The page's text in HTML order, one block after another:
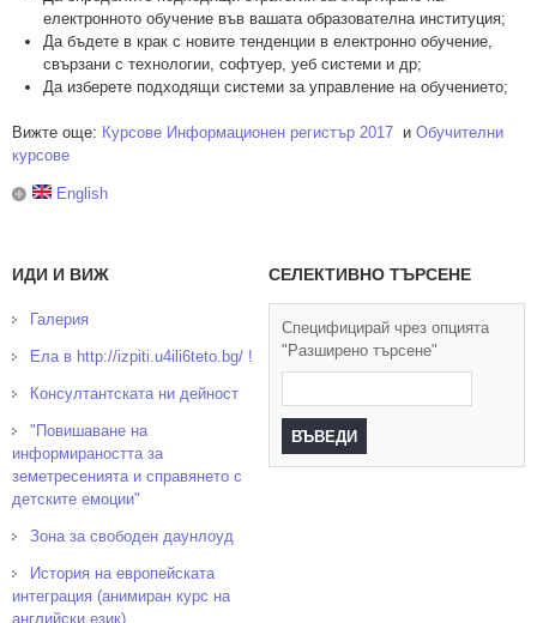
електронното обучение във вашата образователна институция;
Да бъдете в крак с новите тенденции в електронно обучение,
свързани с технологии, софтуер, уеб системи и др;
Да изберете подходящи системи за управление на обучението;
Вижте още: Курсове Информационен регистър 2017 и Обучителни
курсове
English
ИДИ И ВИЖ
Галерия
Ела в http://izpiti.u4ili6teto.bg/ !
Консултантската ни дейност
"Повишаване на
информираността за
земетресенията и справянето с
детските емоции"
Зона за свободен даунлоуд
История на европейската
интеграция (анимиран курс на
английски език)
СЕЛЕКТИВНО ТЪРСЕНЕ
Специфицирай чрез опцията
"Разширено търсене"